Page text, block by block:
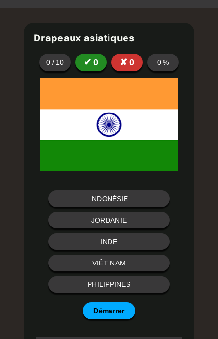
Drapeaux asiatiques
0 / 10 ✔ 0 ✘ 0 0 %
INDONÉSIE
JORDANIE
INDE
VIÊT NAM
PHILIPPINES
Démarrer